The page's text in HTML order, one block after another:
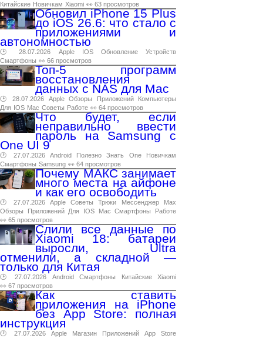
Китайские Новичкам Xiaomi 👀 63 просмотров
Обновил iPhone 15 Plus
до iOS 26.6: что стало с
приложениями и
автономностью
🕑 28.07.2026 Apple IOS Обновление
Устройств
Смартфоны 👀 66 просмотров
Топ-5 программ
восстановления
данных с NAS для Mac
🕑 28.07.2026 Apple Обзоры Приложений
Компьютеры
Для IOS Mac Советы Работе 👀 64 просмотров
Что будет, если
неправильно ввести
пароль на Samsung с
One UI 9
🕑 27.07.2026 Android Полезно Знать One
Новичкам
Смартфоны Samsung 👀 64 просмотров
Почему МАКС занимает
много места на айфоне
и как его освободить
🕑 27.07.2026 Apple Советы Трюки Мессенджер
Max
Обзоры
Приложений Для IOS Mac Смартфоны
Работе
👀 65 просмотров
Слили все данные по
Xiaomi 18: батареи
выросли, Ultra
отменили, а складной —
только для Китая
🕑 27.07.2026 Android Смартфоны Китайские
Xiaomi
👀 67 просмотров
Как ставить
приложения на iPhone
без App Store: полная
инструкция
🕑 27.07.2026 Apple Магазин Приложений App
Store